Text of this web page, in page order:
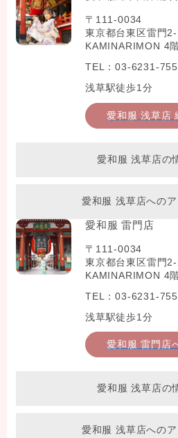
〒111-0034
東京都台東区雷門
KAMINARIMON 4
TEL：03-6231-
浅草駅徒歩1分
愛和服 浅草店
愛和服 浅草店の
愛和服 浅草店へのア
愛和服 雷門店
〒111-0034
東京都台東区雷門
KAMINARIMON 4
TEL：03-6231-
浅草駅徒歩1分
愛和服 雷門店
愛和服 浅草店の
愛和服 浅草店へのア